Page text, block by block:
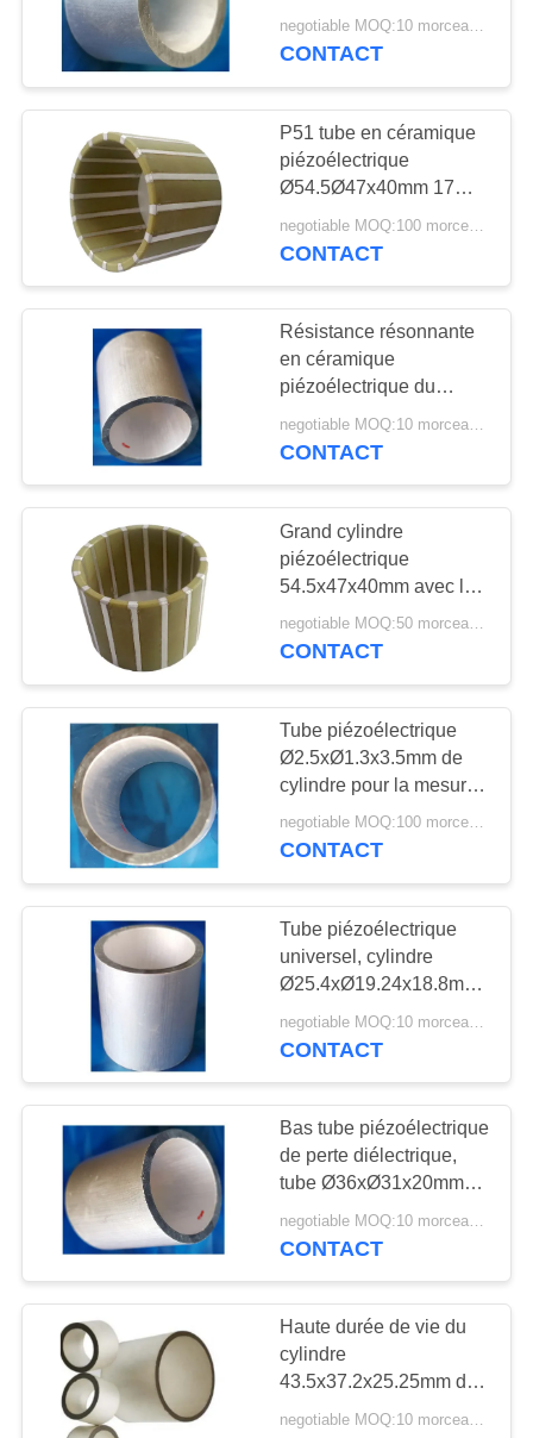
CONTACTEZ-
NOUS
DEMANDEZ
UNE
CITATION
PLAN
PRIVACY
POLICY
piézoélectrique pour la
mesure
negotiable MOQ:10 morceaux/morceaux
CONTACT
P51 tube en céramique
piézoélectrique
Ø54.5Ø47x40mm 17
kilohertz de fréquence
de résonance
CONTACT
Résistance résonnante
en céramique
piézoélectrique du
cylindre 151KHZ de
Ø20xØ15x11mm basse
negotiable MOQ:10 morceaux/morceaux
CONTACT
Grand cylindre
piézoélectrique
54.5x47x40mm avec la
haute performance multi
d'Eletrodes
negotiable MOQ:50 morceaux/morceaux
CONTACT
Tube piézoélectrique
Ø2.5xØ1.3x3.5mm de
cylindre pour la mesure
acoustique de source
negotiable MOQ:100 morceaux/morceaux
CONTACT
Tube piézoélectrique
universel, cylindre
Ø25.4xØ19.24x18.8mm
de Piezoceramic
CONTACT
Bas tube piézoélectrique
de perte diélectrique,
tube Ø36xØ31x20mm
de 155KHZ PZT
negotiable MOQ:10 morceaux/morceaux
CONTACT
Haute durée de vie du
cylindre
43.5x37.2x25.25mm de
Piezoceramic de
negotiable MOQ:10 morceaux/morceaux